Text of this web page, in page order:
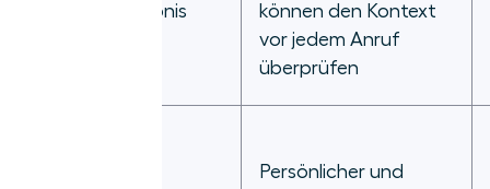
Agenten-Erlebnis
können den Kontext
vor jedem Anruf
überprüfen
Persönlicher und